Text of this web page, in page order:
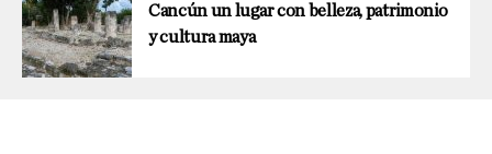
Cancún un lugar con belleza, patrimonio
y cultura maya